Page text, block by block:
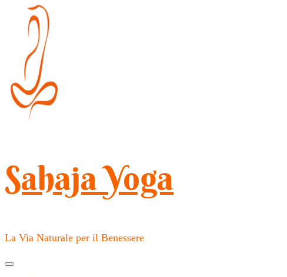
contenuto
Invio)
Sahaja Yoga
La Via Naturale per il Benessere